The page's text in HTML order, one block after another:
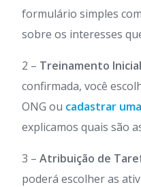
formulário simples
sobre os interesses
2 – Treinamento
confirmada, você
ONG ou cadastrar
explicamos quais são
3 – Atribuição de
poderá escolher as